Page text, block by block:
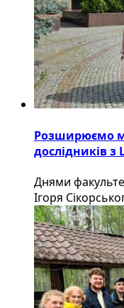
Розширюємо
дослідників з
Днями
Ігоря